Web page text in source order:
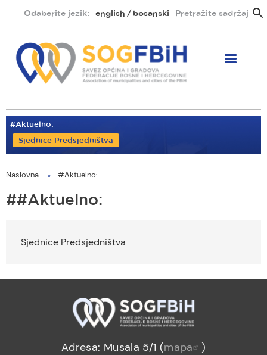
sadržaj
Odaberite jezik: english bosanski Pretražite sadržaj
#Aktuelno:
Sjednice Predsjedništva
You
are
Naslovna #Aktuelno:
#Aktuelno:
Sjednice Predsjedništva
Adresa: Musala 5/1 (mapa
)